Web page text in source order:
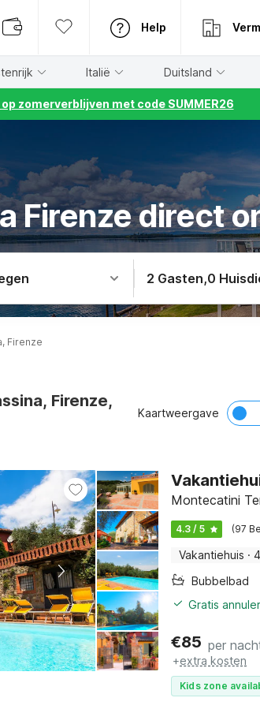
Help
Italië Duitsland
zomerverblijven met code SUMMER26
Firenze direct
2 Gasten,0
Firenze
Firenze,
Kaartweergave
Montecatini
4.3 / 5 (97
Vakantiehuis ·
Bubbelbad
Gratis
€85 per
+extra kosten
Kids zone